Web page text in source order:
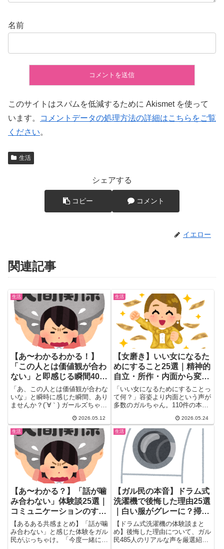
名前
このサイトはスパムを低減するために Akismet を使って
います。
コメントデータの処理方法の詳細はこちらをご覧
ください。
生活
シェアする
コピー コメント
イエロー
関連記事
生活
【あ〜わかるわかる！】
「この人とは価値観が合わ
ない」と即感じる瞬間40選
｜ポイ捨て・店員横柄・叱
らない育児…ガル民の”こ
れは無理”あるある
「あ、この人とは価値観が合わな
いな」と瞬時に感じた瞬間、あり
ませんか？(´∀｀) ガールズちゃん
2026.05.12
生活
【女磨き】いい女になるた
めにすること25選｜精神的
自立・所作・内面から変わ
るコツ
「いい女になるためにすることっ
て何？」容姿より内面という声が
多数のガルちゃん。110件の本音
メンタルの安定・精神的自立・嫉
妬しない・所作の美しさ・財力・
健康管理まで、女磨きの全てがこ
こに。
2026.05.24
生活
【あ〜わかる？】「話が噛
み合わない」体験談25選｜
コミュニケーションのすれ
違い・対処法まとめ
【あるある共感まとめ】「話が噛
み合わない」と感じた体験をガル
民がぶっちゃけ。「今度一緒に行
生活
【ガル民の本音】ドラム式
洗濯機で後悔した理由25選
｜白い服がグレーに？掃
除・電気代・故障のリアル
【ドラム式洗濯機の体験談まと
め】後悔した理由について、ガル
民485人のリアルな声を厳選紹